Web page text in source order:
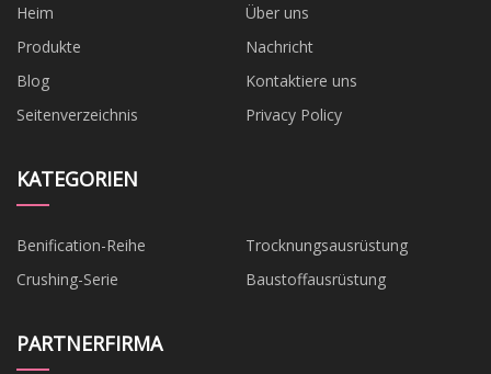
Heim
Über uns
Produkte
Nachricht
Blog
Kontaktiere uns
Seitenverzeichnis
Privacy Policy
KATEGORIEN
Benification-Reihe
Trocknungsausrüstung
Crushing-Serie
Baustoffausrüstung
PARTNERFIRMA